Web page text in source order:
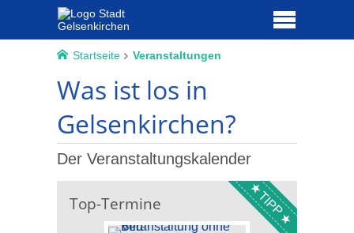
Startseite Veranstaltungen
Was ist los in
Gelsenkirchen?
Der Veranstaltungskalender
Top-Termine TIPP